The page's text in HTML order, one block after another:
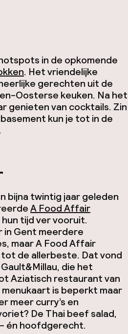
in de opkomende
. Het vriendelijke
gerechten uit de
Oosterse keuken. Na het
genieten van cocktails. Zin
kun je tot in de
bijna twintig jaar geleden
A Food Affair
tijd ver vooruit.
in Gent meerdere
maar A Food Affair
de allerbeste. Dat vond
die het
Aziatisch restaurant van
is beperkt maar
meer curry’s en
De Thai beef salad,
én hoofdgerecht.